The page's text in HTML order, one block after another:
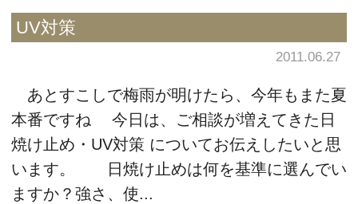
UV対策
2011.06.27
あとすこしで梅雨が明けたら、今年もまた夏
本番ですね 今日は、ご相談が増えてきた日
焼け止め・UV対策 についてお伝えしたいと思
います。 日焼け止めは何を基準に選んでい
ますか？強さ、使...